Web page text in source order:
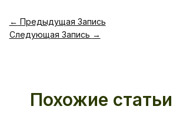
← Предыдущая Запись
Следующая Запись →
Похожие статьи